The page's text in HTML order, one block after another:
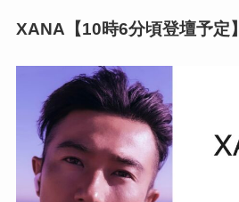
XANA【10時6分頃登壇予定】